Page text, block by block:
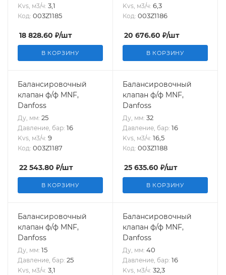
Kvs, м3/ч: 3,1
Код: 003Z1185
18 828.60 ₽/шт
В КОРЗИНУ
Kvs, м3/ч: 6,3
Код: 003Z1186
20 676.60 ₽/шт
В КОРЗИНУ
Балансировочный
клапан ф/ф MNF,
Danfoss
Ду, мм: 25
Давление, бар: 16
Kvs, м3/ч: 9
Код: 003Z1187
22 543.80 ₽/шт
В КОРЗИНУ
Балансировочный
клапан ф/ф MNF,
Danfoss
Ду, мм: 32
Давление, бар: 16
Kvs, м3/ч: 16,5
Код: 003Z1188
25 635.60 ₽/шт
В КОРЗИНУ
Балансировочный
клапан ф/ф MNF,
Danfoss
Ду, мм: 15
Давление, бар: 25
Kvs, м3/ч: 3,1
Балансировочный
клапан ф/ф MNF,
Danfoss
Ду, мм: 40
Давление, бар: 16
Kvs, м3/ч: 32,3